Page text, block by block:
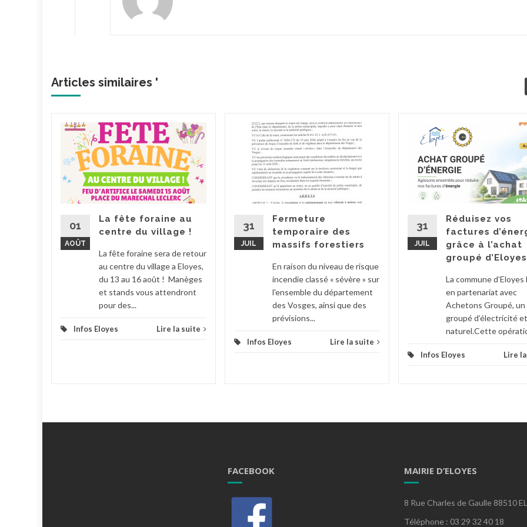
Articles similaires '
01
AOÛT
La fête foraine au
centre du village !
La fête foraine sera de retour
au centre du village a Eloyes,
du 13 au 16 août ! Manèges
et stands vous attendront
pour des...
Infos Eloyes Lire la suite
31
JUIL
Fermeture
temporaire des
massifs forestiers
En raison du niveau de risque
incendie classé « sévère » sur
l'ensemble du département
des Vosges, ainsi que des
prévisions...
Infos Eloyes Lire la suite
31
JUIL
Réduisez vos
factures
grâce à l’achat
groupé
La commune d’Eloyes
en partenariat avec
Achetons Groupé, un
groupé d’électricité
naturel.Cette
Infos Eloyes Lire
FACEBOOK MAIRIE D’ELOYES
8 Rue Charles de Gaulle 88510
Téléphone : 03 29 32 40 18